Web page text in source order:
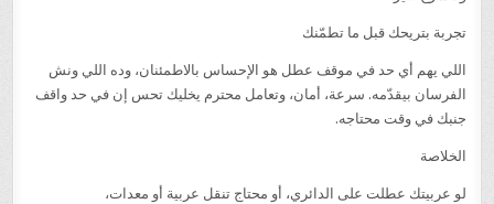
تجربة بتريحك قبل ما تطمّنك
اللي يهم أي حد في موقف عطل هو الإحساس بالاطمئنان، وده اللي ونش
الفرسان بيقدّمه. سرعة، أمان، وتعامل محترم يخليك تحس إن في حد واقف
جنبك في وقت محتاجه.
الخلاصة
لو عربيتك عطلت على الدائري، أو محتاج تنقل عربية أو معدات،